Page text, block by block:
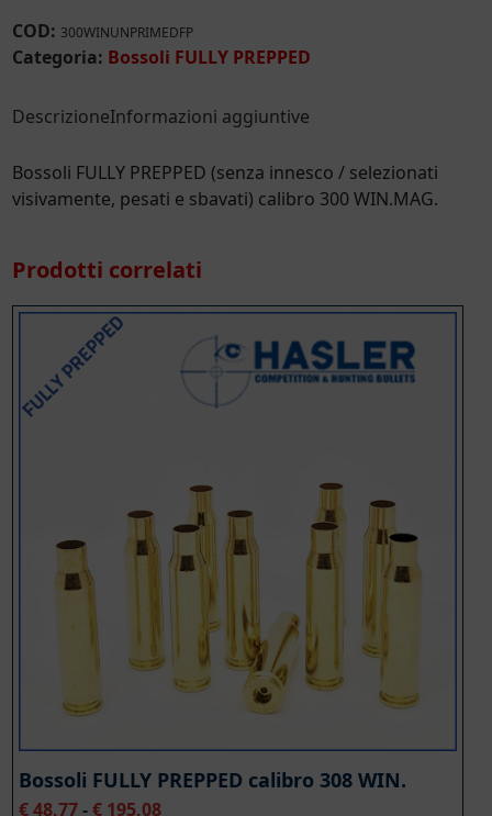
300
WIN.MAG.
quantità
COD: 300WINUNPRIMEDFP
Categoria: Bossoli FULLY PREPPED
DescrizioneInformazioni aggiuntive
Bossoli FULLY PREPPED (senza innesco / selezionati
visivamente, pesati e sbavati) calibro 300 WIN.MAG.
Prodotti correlati
Bossoli FULLY PREPPED calibro 308 WIN.
€48,77-€195,08Fascia